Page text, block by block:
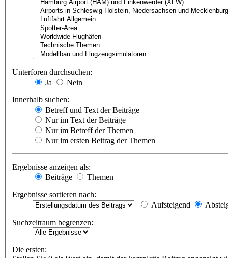
Unterforen durchsuchen:
Ja
Nein
Innerhalb suchen:
Betreff und Text der Beiträge
Nur im Text der Beiträge
Nur im Betreff der Themen
Nur im ersten Beitrag der Themen
Ergebnisse anzeigen als:
Beiträge
Themen
Ergebnisse sortieren nach:
Aufsteigend
Suchzeitraum begrenzen:
Die ersten: